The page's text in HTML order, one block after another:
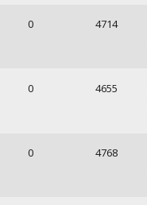
0 4714
0 4655
0 4768